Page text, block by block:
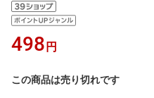
498 円
この商品は売り切れです